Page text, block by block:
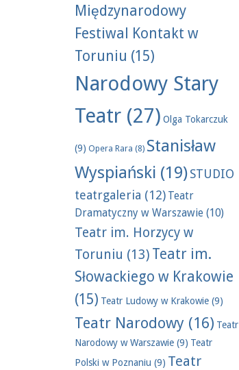
Międzynarodowy
Festiwal Kontakt w
Toruniu (15)
Narodowy Stary
Teatr (27) Olga Tokarczuk
(9) Opera Rara (8) Stanisław
Wyspiański (19)STUDIO
teatrgaleria (12) Teatr
Dramatyczny w Warszawie (10)
Teatr im. Horzycy w
Toruniu (13) Teatr im.
Słowackiego w Krakowie
(15) Teatr Ludowy w Krakowie (9)
Teatr Narodowy (16) Teatr
Narodowy w Warszawie (9) Teatr
Polski w Poznaniu (9) Teatr